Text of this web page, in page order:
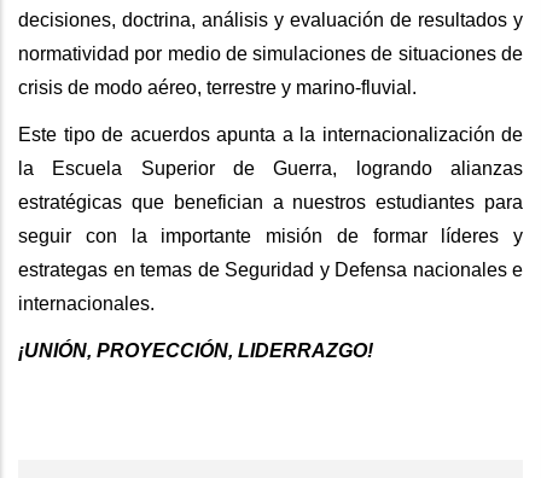
decisiones, doctrina, análisis y evaluación de resultados y
normatividad por medio de simulaciones de situaciones de
crisis de modo aéreo, terrestre y marino-fluvial.
Este tipo de acuerdos apunta a la internacionalización de
la Escuela Superior de Guerra, logrando alianzas
estratégicas que benefician a nuestros estudiantes para
seguir con la importante misión de formar líderes y
estrategas en temas de Seguridad y Defensa nacionales e
internacionales.
¡UNIÓN, PROYECCIÓN, LIDERRAZGO!